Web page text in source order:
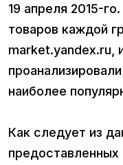
19 апреля 2015-
товаров каждой
market.yandex.ru,
наиболее
Как следует из